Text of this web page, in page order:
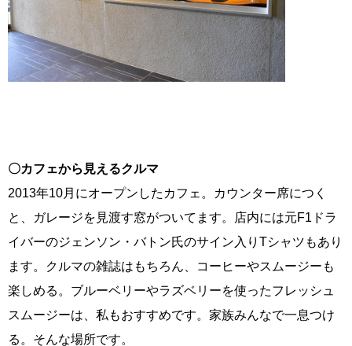
〇カフェから見えるクルマ
2013年10月にオープンしたカフェ。カウンター席につく
と、ガレージを見渡す窓がついてます。店内には元F1ドラ
イバーのジェンソン・バトン氏のサイン入りTシャツもあり
ます。クルマの雑誌はもちろん、コーヒーやスムージーも
楽しめる。ブルーベリーやラズベリーを使ったフレッシュ
スムージーは、私もおすすめです。家族みんなで一息つけ
る。そんな場所です。